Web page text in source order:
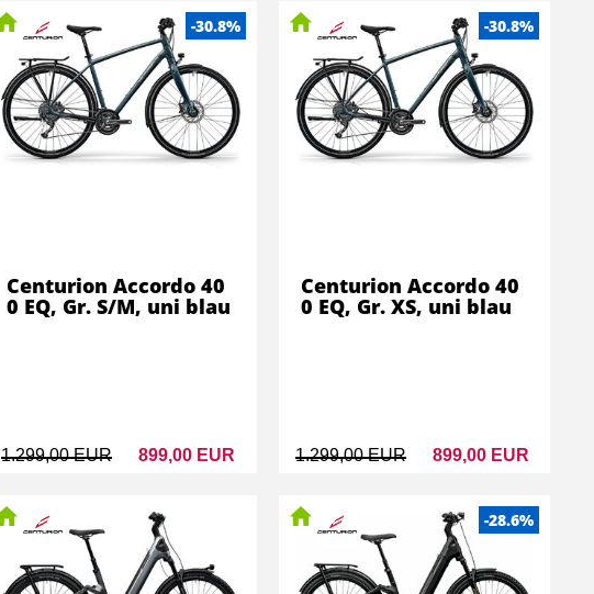
-30.8%
1.299,00 EUR 899,00 EUR
Centurion Accordo 40
0 EQ, Gr. S/M, uni blau
-30.8%
1.299,00 EUR 899,00 EUR
Centurion Accordo 40
0 EQ, Gr. XS, uni blau
-28.6%